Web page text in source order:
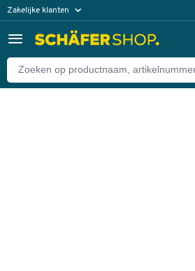
Zakelijke klanten
Particuliere klanten
Terug